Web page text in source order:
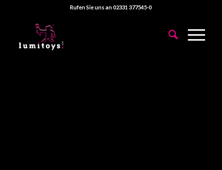
Rufen Sie uns an 02331 377545-0